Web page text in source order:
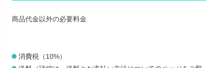
商品代金以外の必要料金
消費税（10%）